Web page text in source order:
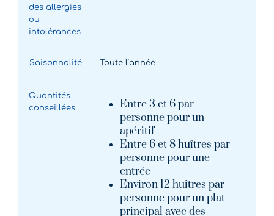
des allergies
ou
intolérances
Saisonnalité Toute l’année
Quantités
conseillées
Entre 3 et 6 par
personne pour un
apéritif
Entre 6 et 8 huîtres par
personne pour une
entrée
Environ 12 huîtres par
personne pour un plat
principal avec des